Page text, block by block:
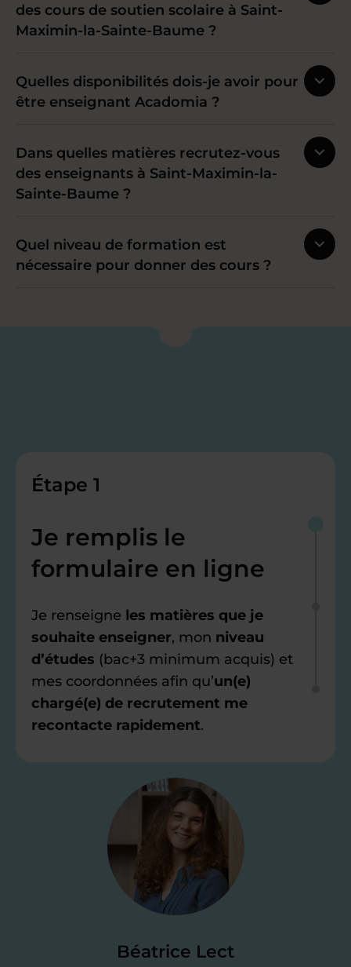
des cours de soutien scolaire à Saint-
Maximin-la-Sainte-Baume ?
Quelles disponibilités dois-je avoir pour
être enseignant Acadomia ?
Dans quelles matières recrutez-vous
des enseignants à Saint-Maximin-la-
Sainte-Baume ?
Quel niveau de formation est
nécessaire pour donner des cours ?
Béatrice Lect
Étape 1
Je remplis le
formulaire en ligne
Je renseigne les matières que je
souhaite enseigner, mon niveau
d’études (bac+3 minimum acquis) et
mes coordonnées afin qu’un(e)
chargé(e) de recrutement me
recontacte rapidement.
Je valide ma
candidature
test de 15 minutes
des programmes scolaires(et pouvoir